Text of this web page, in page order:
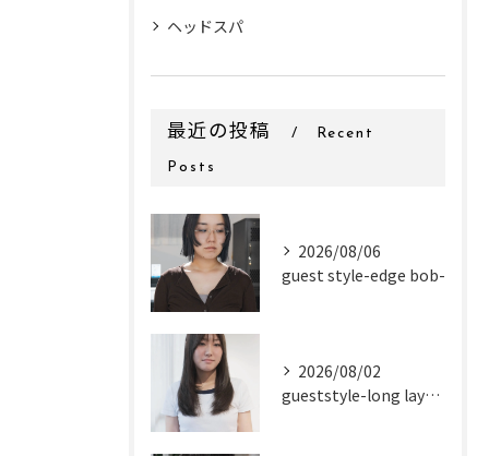
ヘッドスパ
最近の投稿 Recent
Posts
2026/08/06
guest style-edge bob-
2026/08/02
gueststyle-long layer-